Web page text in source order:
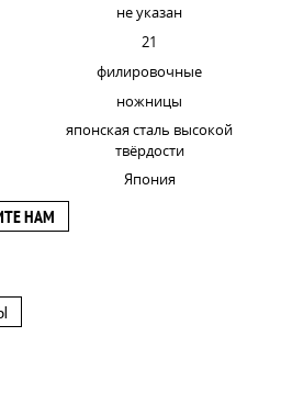
не указан
21
филировочные
ножницы
японская сталь высокой
твёрдости
Япония
НАМ